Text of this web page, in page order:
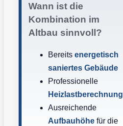
Wann ist die
Kombination im
Altbau sinnvoll?
Bereits energetisch
saniertes Gebäude
Professionelle
Heizlastberechnung
Ausreichende
Aufbauhöhe für die